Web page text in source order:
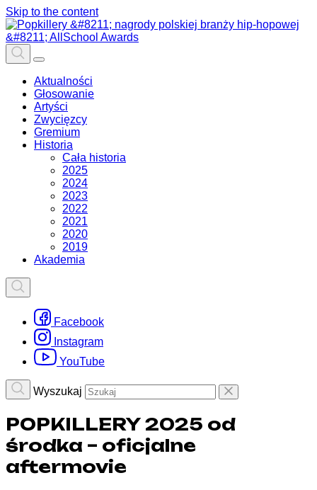
Skip to the content
Aktualności
Głosowanie
Artyści
Zwycięzcy
Gremium
Historia
Cała historia
2025
2024
2023
2022
2021
2020
2019
Akademia
Facebook
Instagram
YouTube
Wyszukaj
POPKILLERY 2025 od
środka – oficjalne
aftermovie